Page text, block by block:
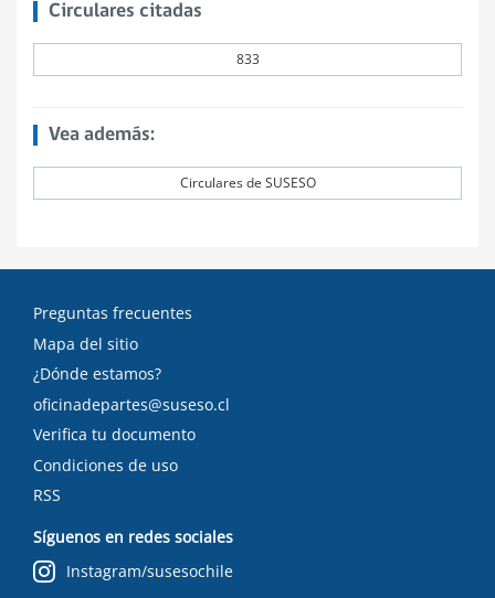
Circulares citadas
833
Vea además:
Circulares de SUSESO
Preguntas frecuentes
Mapa del sitio
¿Dónde estamos?
oficinadepartes@suseso.cl
Verifica tu documento
Condiciones de uso
RSS
Síguenos en redes sociales
Instagram/susesochile